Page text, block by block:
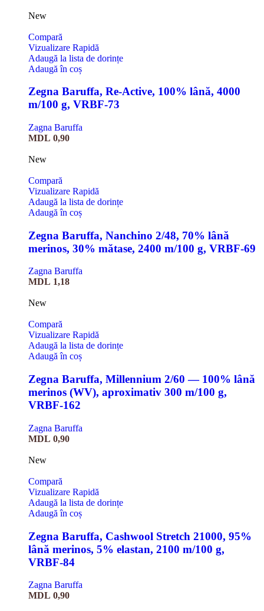
New
Compară
Vizualizare Rapidă
Adaugă la lista de dorințe
Adaugă în coș
Zegna Baruffa, Re-Active, 100% lână, 4000
m/100 g, VRBF-73
Zagna Baruffa
MDL 0,90
New
Compară
Vizualizare Rapidă
Adaugă la lista de dorințe
Adaugă în coș
Zegna Baruffa, Nanchino 2/48, 70% lână
merinos, 30% mătase, 2400 m/100 g, VRBF-69
Zagna Baruffa
MDL 1,18
New
Compară
Vizualizare Rapidă
Adaugă la lista de dorințe
Adaugă în coș
Zegna Baruffa, Millennium 2/60 — 100% lână
merinos (WV), aproximativ 300 m/100 g,
VRBF-162
Zagna Baruffa
MDL 0,90
New
Compară
Vizualizare Rapidă
Adaugă la lista de dorințe
Adaugă în coș
Zegna Baruffa, Cashwool Stretch 21000, 95%
lână merinos, 5% elastan, 2100 m/100 g,
VRBF-84
Zagna Baruffa
MDL 0,90